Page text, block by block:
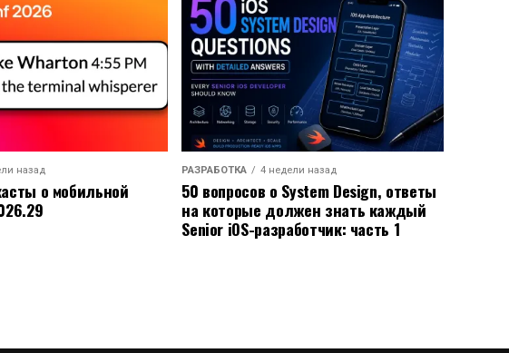
назад
о мобильной
РАЗРАБОТКА 4 недели назад
50 вопросов о System Design, ответы
на которые должен знать каждый
Senior iOS-разработчик: часть 1